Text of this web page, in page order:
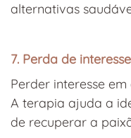
alternativas
7. Perda de
Perder interesse
A terapia ajuda a
de recuperar a